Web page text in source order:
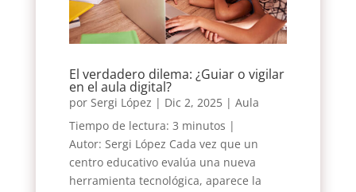
El verdadero dilema: ¿Guiar o vigilar
en el aula digital?
por Sergi López | Dic 2, 2025| Aula
Tiempo de lectura: 3 minutos |
Autor: Sergi López Cada vez que un
centro educativo evalúa una nueva
herramienta tecnológica, aparece la